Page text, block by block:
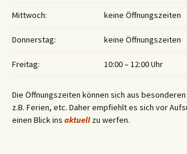
Mittwoch: keine Öffnungszeiten
Donnerstag: keine Öffnungszeiten
Freitag: 10:00 – 12:00 Uhr
Die Öffnungszeiten können sich aus
z.B. Ferien, etc. Daher empfiehlt es sich vor
einen Blick ins aktuell zu werfen.